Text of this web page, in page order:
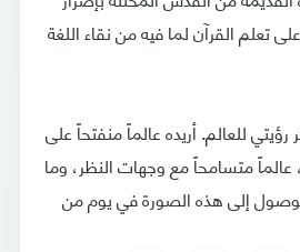
تعلم القرآن لما فيه من نقاء اللغة
للعالم. أريده عالماً منفتحاً على
عالماً متسامحاً مع وجهات النظر، وما
إلى هذه الصورة في يوم من